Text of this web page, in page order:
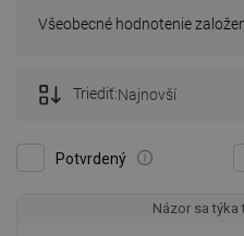
Všeobecné hodnotenie
Potvrdený
Triediť:Najnovší
Názor sa